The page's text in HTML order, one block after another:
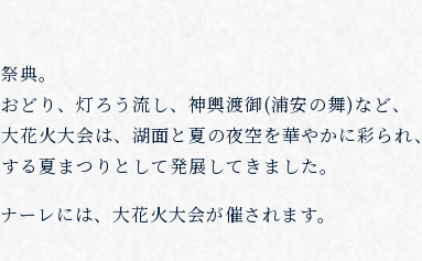
典。
どり、灯ろう流し、神輿渡御(浦安の舞)など、
花火大会は、湖面と夏の夜空を華やかに彩られ、
る夏まつりとして発展してきました。
ーレには、大花火大会が催されます。